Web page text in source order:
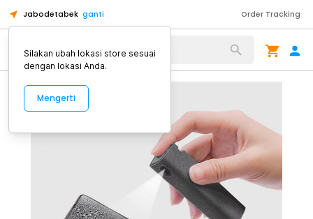
Jabodetabek ganti Order Tracking
Alat Kopi
Silakan ubah lokasi store sesuai
dengan lokasi Anda.
Mengerti